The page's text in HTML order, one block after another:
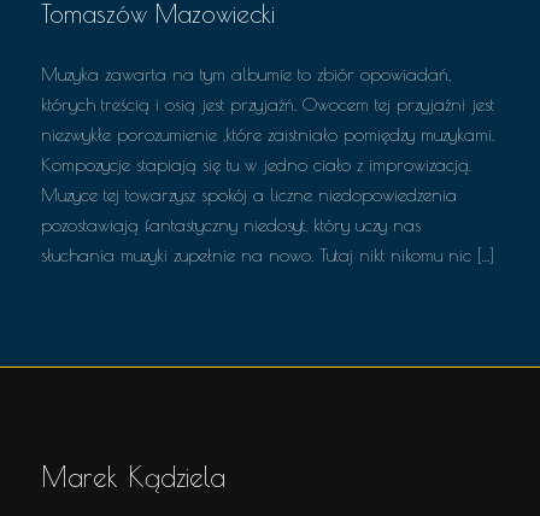
Tomaszów Mazowiecki
Muzyka zawarta na tym albumie to zbiór opowiadań,
których treścią i osią jest przyjaźń. Owocem tej przyjaźni jest
niezwykłe porozumienie ,które zaistniało pomiędzy muzykami.
Kompozycje stapiają się tu w jedno ciało z improwizacją.
Muzyce tej towarzysz spokój a liczne niedopowiedzenia
pozostawiają fantastyczny niedosyt, który uczy nas
słuchania muzyki zupełnie na nowo. Tutaj nikt nikomu nic […]
Marek Kądziela